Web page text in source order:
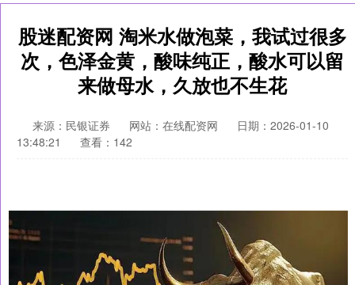
股迷配资网 淘米水做泡菜，我试过很多
次，色泽金黄，酸味纯正，酸水可以留
来做母水，久放也不生花
来源：民银证券 网站：在线配资网
日期：2026-01-10
13:48:21
查看：142